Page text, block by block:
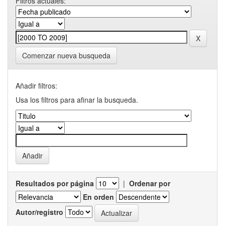
Comenzar nueva busqueda
Añadir filtros:
Usa los filtros para afinar la busqueda.
Resultados por página | Ordenar por
En orden
Autor/registro